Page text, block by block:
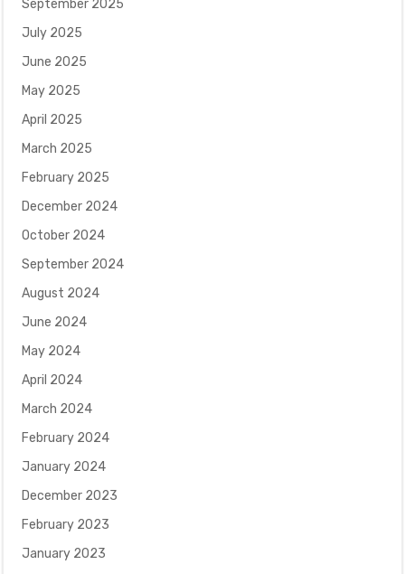
September 2025
July 2025
June 2025
May 2025
April 2025
March 2025
February 2025
December 2024
October 2024
September 2024
August 2024
June 2024
May 2024
April 2024
March 2024
February 2024
January 2024
December 2023
February 2023
January 2023